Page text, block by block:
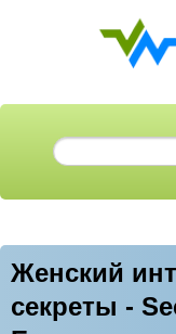
Женский
секреты -